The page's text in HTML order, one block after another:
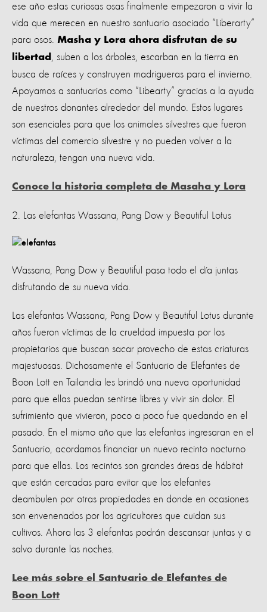
ese año estas curiosas osas finalmente empezaron a vivir la
vida que merecen en nuestro santuario asociado “Liberarty”
para osos. Masha y Lora ahora disfrutan de su
libertad
, suben a los árboles, escarban en la tierra en
busca de raíces y construyen madrigueras para el invierno.
Apoyamos a santuarios como “Libearty” gracias a la ayuda
de nuestros donantes alrededor del mundo. Estos lugares
son esenciales para que los animales silvestres que fueron
víctimas del comercio silvestre y no pueden volver a la
naturaleza, tengan una nueva vida.
Conoce la historia completa de Masaha y Lora
2. Las elefantas Wassana, Pang Dow y Beautiful Lotus
Wassana, Pang Dow y Beautiful pasa todo el día juntas
disfrutando de su nueva vida.
Las elefantas Wassana, Pang Dow y Beautiful Lotus durante
años fueron víctimas de la crueldad impuesta por los
propietarios que buscan sacar provecho de estas criaturas
majestuosas . Dichosamente el Santuario de Elefantes de
Boon Lott en Tailandia les brindó una nueva oportunidad
para que ellas puedan sentirse libres y vivir sin dolor. El
sufrimiento que vivieron, poco a poco fue quedando en el
pasado. En el mismo año que las elefantas ingresaran en el
Santuario, acordamos financiar un nuevo recinto nocturno
para que ellas. Los recintos son grandes áreas de hábitat
que están cercadas para evitar que los elefantes
deambulen por otras propiedades en donde en ocasiones
son envenenados por los agricultores que cuidan sus
cultivos. Ahora las 3 elefantas podrán descansar juntas y a
salvo durante las noches.
Lee más sobre el Santuario de Elefantes de
Boon Lott